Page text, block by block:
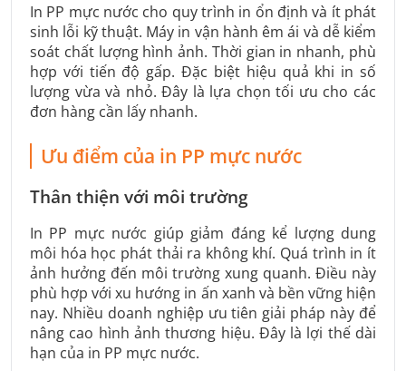
In PP mực nước cho quy trình in ổn định và ít phát
sinh lỗi kỹ thuật. Máy in vận hành êm ái và dễ kiểm
soát chất lượng hình ảnh. Thời gian in nhanh, phù
hợp với tiến độ gấp. Đặc biệt hiệu quả khi in số
lượng vừa và nhỏ. Đây là lựa chọn tối ưu cho các
đơn hàng cần lấy nhanh.
Ưu điểm của in PP mực nước
Thân thiện với môi trường
In PP mực nước giúp giảm đáng kể lượng dung
môi hóa học phát thải ra không khí. Quá trình in ít
ảnh hưởng đến môi trường xung quanh. Điều này
phù hợp với xu hướng in ấn xanh và bền vững hiện
nay. Nhiều doanh nghiệp ưu tiên giải pháp này để
nâng cao hình ảnh thương hiệu. Đây là lợi thế dài
hạn của in PP mực nước.